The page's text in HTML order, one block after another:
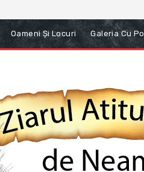
Oameni Și Locuri Galeria Cu